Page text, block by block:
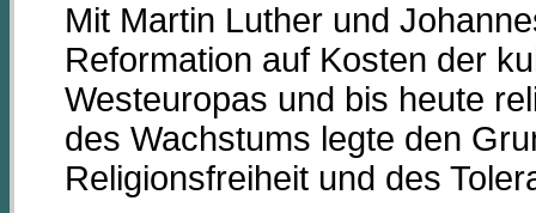
Mit Martin Luther und
Reformation auf Kosten der
Westeuropas und bis heute
des Wachstums legte den
Religionsfreiheit und des